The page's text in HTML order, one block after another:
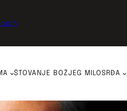
ŠTOVANJE BOŽJEG MILOSRĐA